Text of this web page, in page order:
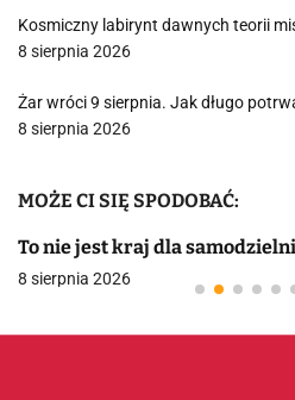
Kosmiczny labirynt dawnych teorii
8 sierpnia 2026
Żar wróci 9 sierpnia. Jak długo
8 sierpnia 2026
MOŻE CI SIĘ SPODOBAĆ:
To nie jest kraj dla
8 sierpnia 2026